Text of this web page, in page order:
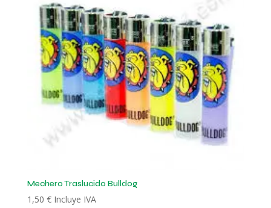
Mechero Traslucido Bulldog
1,50 € Incluye IVA